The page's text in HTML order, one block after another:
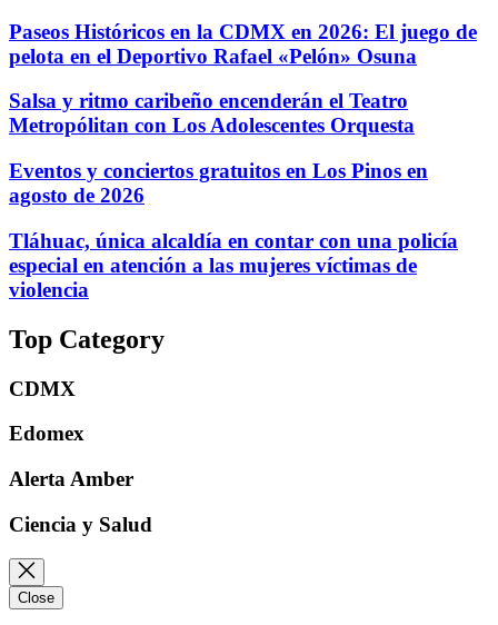
Paseos Históricos en la CDMX en 2026: El juego de
pelota en el Deportivo Rafael «Pelón» Osuna
Salsa y ritmo caribeño encenderán el Teatro
Metropólitan con Los Adolescentes Orquesta
Eventos y conciertos gratuitos en Los Pinos en
agosto de 2026
Tláhuac, única alcaldía en contar con una policía
especial en atención a las mujeres víctimas de
violencia
Top Category
CDMX
Edomex
Alerta Amber
Ciencia y Salud
Close